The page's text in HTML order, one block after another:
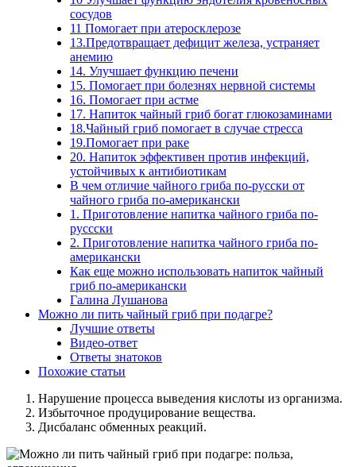
сосудов
11 Помогает при атеросклерозе
13.Предотвращает дефицит железа, устраняет
анемию
14. Улучшает функцию печени
15. Помогает при болезнях нервной системы
16. Помогает при астме
17. Напиток чайный гриб богат глюкозаминами
18.Чайный гриб помогает в случае стресса
19.Помогает при раке
20. Напиток эффективен против инфекций,
устойчивых к антибиотикам
В чем отличие чайного гриба по-русски от
чайного гриба по-американски
1. Приготовление напитка чайного гриба по-
руссски
2. Приготовление напитка чайного гриба по-
американски
Как еще можно использовать напиток чайный
гриб по-американски
Галина Лушанова
Можно ли пить чайный гриб при подагре?
Лучшие ответы
Видео-ответ
Ответы знатоков
Похожие статьи
Нарушение процесса выведения кислоты из организма.
Избыточное продуцирование вещества.
Дисбаланс обменных реакций.